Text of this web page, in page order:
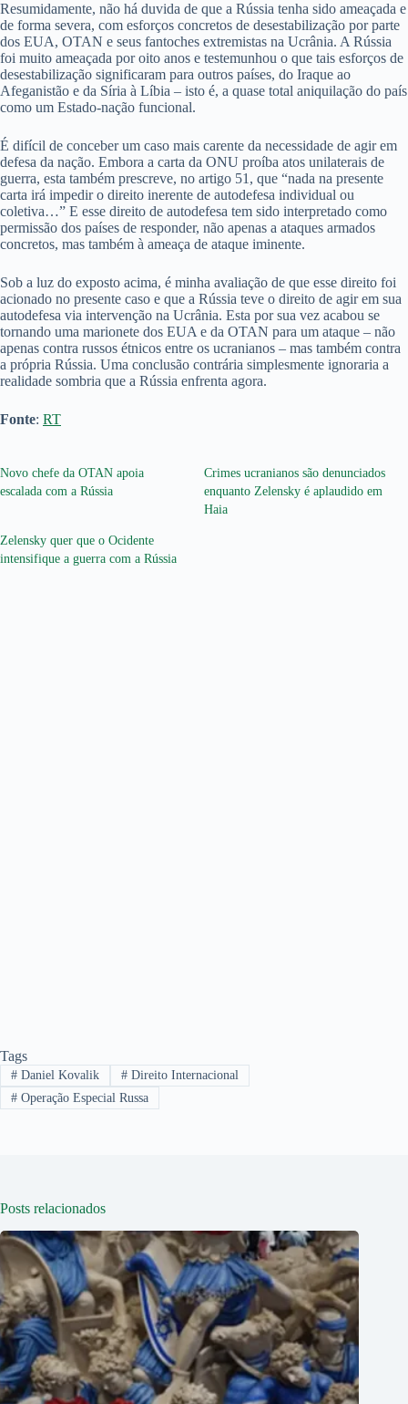
Resumidamente, não há duvida de que a Rússia tenha sido ameaçada e
de forma severa, com esforços concretos de desestabilização por parte
dos EUA, OTAN e seus fantoches extremistas na Ucrânia. A Rússia
foi muito ameaçada por oito anos e testemunhou o que tais esforços de
desestabilização significaram para outros países, do Iraque ao
Afeganistão e da Síria à Líbia – isto é, a quase total aniquilação do país
como um Estado-nação funcional.
É difícil de conceber um caso mais carente da necessidade de agir em
defesa da nação. Embora a carta da ONU proíba atos unilaterais de
guerra, esta também prescreve, no artigo 51, que “nada na presente
carta irá impedir o direito inerente de autodefesa individual ou
coletiva…” E esse direito de autodefesa tem sido interpretado como
permissão dos países de responder, não apenas a ataques armados
concretos, mas também à ameaça de ataque iminente.
Sob a luz do exposto acima, é minha avaliação de que esse direito foi
acionado no presente caso e que a Rússia teve o direito de agir em sua
autodefesa via intervenção na Ucrânia. Esta por sua vez acabou se
tornando uma marionete dos EUA e da OTAN para um ataque – não
apenas contra russos étnicos entre os ucranianos – mas também contra
a própria Rússia. Uma conclusão contrária simplesmente ignoraria a
realidade sombria que a Rússia enfrenta agora.
Fonte: RT
Novo chefe da OTAN apoia
escalada com a Rússia
Crimes ucranianos são denunciados
enquanto Zelensky é aplaudido em
Haia
Zelensky quer que o Ocidente
intensifique a guerra com a Rússia
Tags
#Daniel Kovalik #Direito Internacional
#Operação Especial Russa
Posts relacionados